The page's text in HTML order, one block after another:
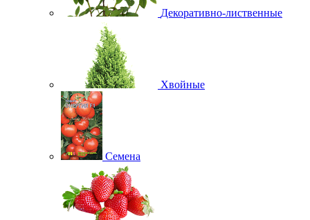
Декоративно-лиственные
Хвойные
Семена